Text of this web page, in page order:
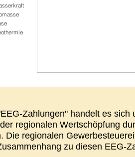
Zahlungen" handelt es sich
regionalen Wertschöpfung
Die regionalen
zu diesen EEG-